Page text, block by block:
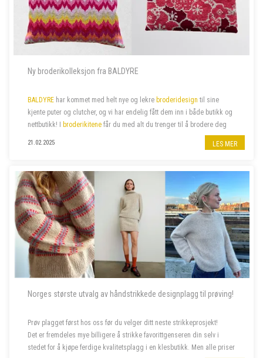
Ny broderikolleksjon fra BALDYRE
BALDYRE har kommet med helt nye og lekre broderidesign til sine
kjente puter og clutcher, og vi har endelig fått dem inn i både butikk og
nettbutikk! I broderikitene får du med alt du trenger til å brodere deg
21.02.2025 LES MER
Norges største utvalg av håndstrikkede designplagg til prøving!
Prøv plagget først hos oss før du velger ditt neste strikkeprosjekt!
Det er fremdeles mye billigere å strikke favorittgenseren din selv i
stedet for å kjøpe ferdige kvalitetsplagg i en klesbutikk. Men alle priser